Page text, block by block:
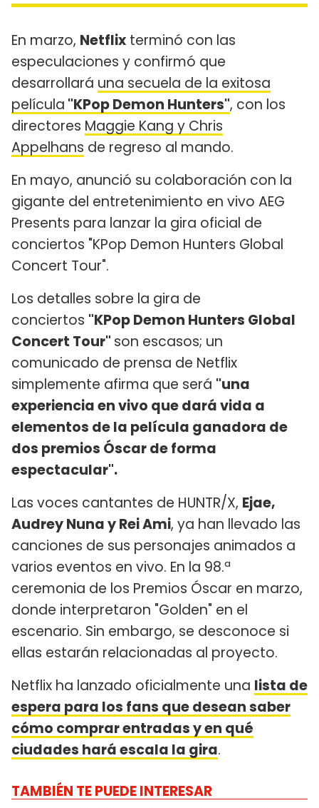
En marzo, Netflix terminó con las
especulaciones y confirmó que
desarrollará una secuela de la exitosa
película "KPop Demon Hunters", con los
directores Maggie Kang y Chris
Appelhans de regreso al mando.
En mayo, anunció su colaboración con la
gigante del entretenimiento en vivo AEG
Presents para lanzar la gira oficial de
conciertos "KPop Demon Hunters Global
Concert Tour".
Los detalles sobre la gira de
conciertos "KPop Demon Hunters Global
Concert Tour" son escasos; un
comunicado de prensa de Netflix
simplemente afirma que será "una
experiencia en vivo que dará vida a
elementos de la película ganadora de
dos premios Óscar de forma
espectacular".
Las voces cantantes de HUNTR/X, Ejae,
Audrey Nuna y Rei Ami, ya han llevado las
canciones de sus personajes animados a
varios eventos en vivo. En la 98.ª
ceremonia de los Premios Óscar en marzo,
donde interpretaron "Golden" en el
escenario. Sin embargo, se desconoce si
ellas estarán relacionadas al proyecto.
Netflix ha lanzado oficialmente una lista de
espera para los fans que desean saber
cómo comprar entradas y en qué
ciudades hará escala la gira.
TAMBIÉN TE PUEDE INTERESAR